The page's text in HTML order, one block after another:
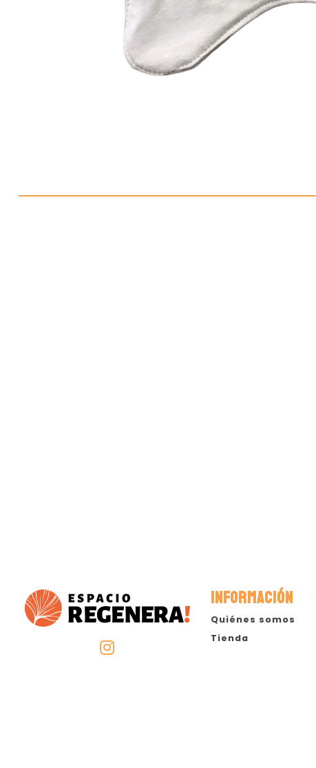
INFORMACIÓN
Quiénes somos
Tienda